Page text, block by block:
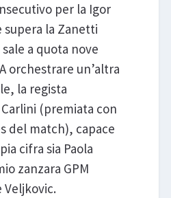
per la Igor
supera la Zanetti
a quota nove
orchestrare un’altra
la regista
(premiata con
del match), capace
cifra sia Paola
zanzara GPM
Veljkovic.